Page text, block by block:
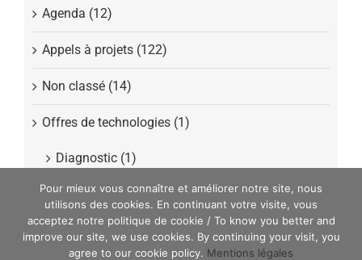
Agenda (12)
Appels à projets (122)
Non classé (14)
Offres de technologies (1)
Diagnostic (1)
Presse (40)
Pour mieux vous connaître et améliorer notre site, nous
utilisons des cookies. En continuant votre visite, vous
acceptez notre politique de cookie / To know you better and
improve our site, we use cookies. By continuing your visit, you
agree to our cookie policy. Mentions légales